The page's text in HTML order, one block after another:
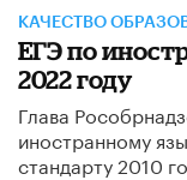
КАЧЕСТВО
​ЕГЭ по
2022 году
Глава
иностранному
стандарту 2010